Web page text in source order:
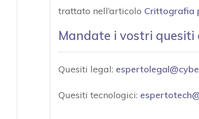
trattato nell’articolo Crittografia
Mandate i vostri
Quesiti legal:
Quesiti tecnologici: